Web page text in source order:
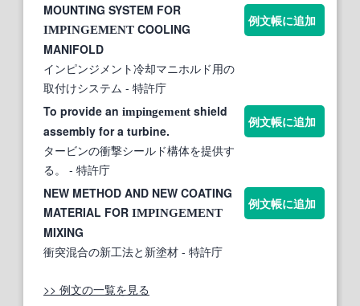
MOUNTING SYSTEM FOR
IMPINGEMENT COOLING
MANIFOLD
インピンジメント冷却マニホルド用の
取付けシステム - 特許庁
例文帳に追加
To provide an impingement shield
assembly for a turbine.
タービンの衝撃シールド構体を提供す
る。
- 特許庁
例文帳に追加
NEW METHOD AND NEW COATING
MATERIAL FOR IMPINGEMENT
MIXING
衝突混合の新工法と新塗材 - 特許庁
例文帳に追加
>> 例文の一覧を見る